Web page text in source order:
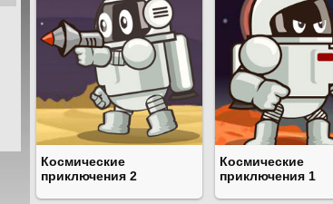
Космические
приключения 2
Космические
приключения 1